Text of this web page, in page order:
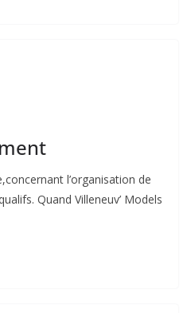
l’organisation de
Quand Villeneuv’ Models